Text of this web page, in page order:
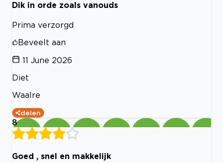
Dik in orde zoals vanouds
Prima verzorgd
Beveelt aan
11 June 2026
Diet
Waalre
delen
8
Goed , snel en makkelijk